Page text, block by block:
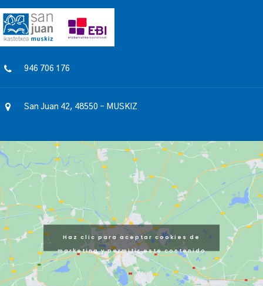
946 706 176
San Juan 42, 48550 – MUSKIZ
Haz clic para aceptar cookies de
marketing y permitir este contenido